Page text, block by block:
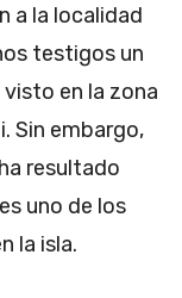
a la localidad
testigos un
en la zona
Sin embargo,
resultado
uno de los
la isla.